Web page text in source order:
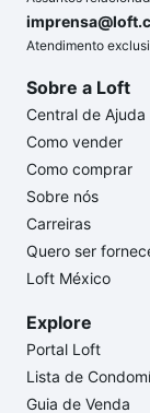
Atendimento
Sobre a Loft
Central de Ajuda
Como vender
Como comprar
Sobre nós
Carreiras
Quero ser
Loft México
Explore
Portal Loft
Lista de
Guia de Venda